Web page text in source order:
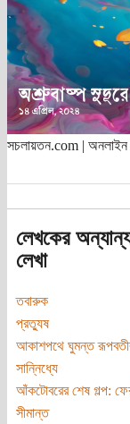
সচলায়তন.com | অনলাইন
লেখকের
লেখা
তবারুক
প্রত্যুষ
আকাশপথে ঘুমন্ত
সান্নিধ্যে
আঁকটোবরের শেষ গল্প:
সীমান্ত